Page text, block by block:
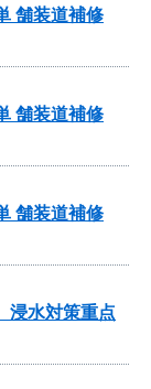
舗装道補修
舗装道補修
舗装道補修
浸水対策重点